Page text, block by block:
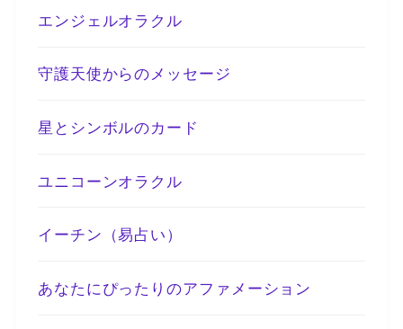
エンジェルオラクル
守護天使からのメッセージ
星とシンボルのカード
ユニコーンオラクル
イーチン（易占い）
あなたにぴったりのアファメーション